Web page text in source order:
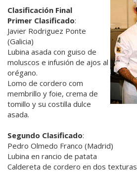
Clasificación Final
Primer Clasificado:
Javier Rodriguez Ponte
(Galicia)
Lubina asada con guiso de
moluscos e infusión de ajos al
orégano.
Lomo de cordero com
membrillo y foie, crema de
tomillo y su costilla dulce
asada.
Segundo Clasificado:
Pedro Olmedo Franco (Madrid)
Lubina en rancio de patata
Caldereta de cordero en dos texturas